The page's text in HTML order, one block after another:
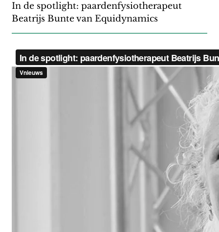
In de spotlight: paardenfysiotherapeut
Beatrijs Bunte van Equidynamics